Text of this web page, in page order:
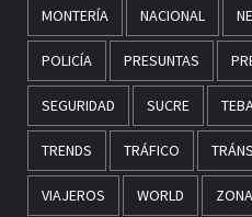
MONTERÍA NACIONAL
POLICÍA PRESUNTAS
SEGURIDAD SUCRE
TRENDS TRÁFICO
VIAJEROS WORLD ZONA